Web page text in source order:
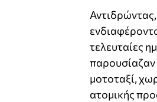
τελευταίες
παρουσίαζαν
μοτοταξί,
ατομικής